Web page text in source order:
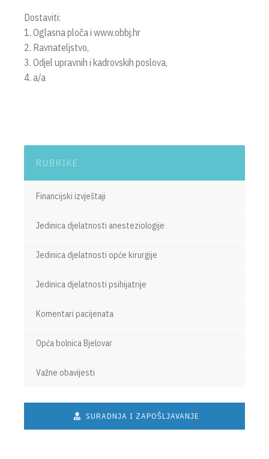
Dostaviti:
1. Oglasna ploča i www.obbj.hr
2. Ravnateljstvo,
3. Odjel upravnih i kadrovskih poslova,
4. a/a
RUBRIKE
Financijski izvještaji
Jedinica djelatnosti anesteziologije
Jedinica djelatnosti opće kirurgije
Jedinica djelatnosti psihijatrije
Komentari pacijenata
Opća bolnica Bjelovar
Važne obavijesti
SURADNJA I ZAPOŠLJAVANJE